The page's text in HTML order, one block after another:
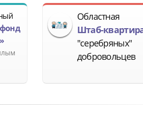
Областная
Штаб-
"серебряных"
добровольцев